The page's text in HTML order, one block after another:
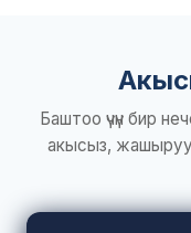
Баштоо үчүн бир
акысыз,